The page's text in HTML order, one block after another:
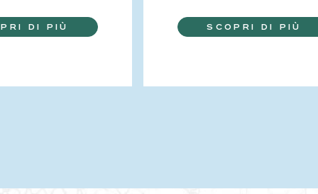
DI PIÙ SCOPRI DI PIÙ